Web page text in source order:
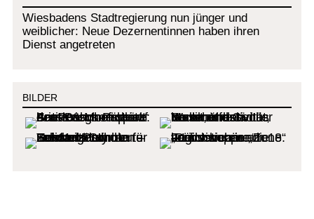
Wiesbadens Stadtregierung nun jünger und
weiblicher: Neue Dezernentinnen haben ihren
Dienst angetreten
BILDER